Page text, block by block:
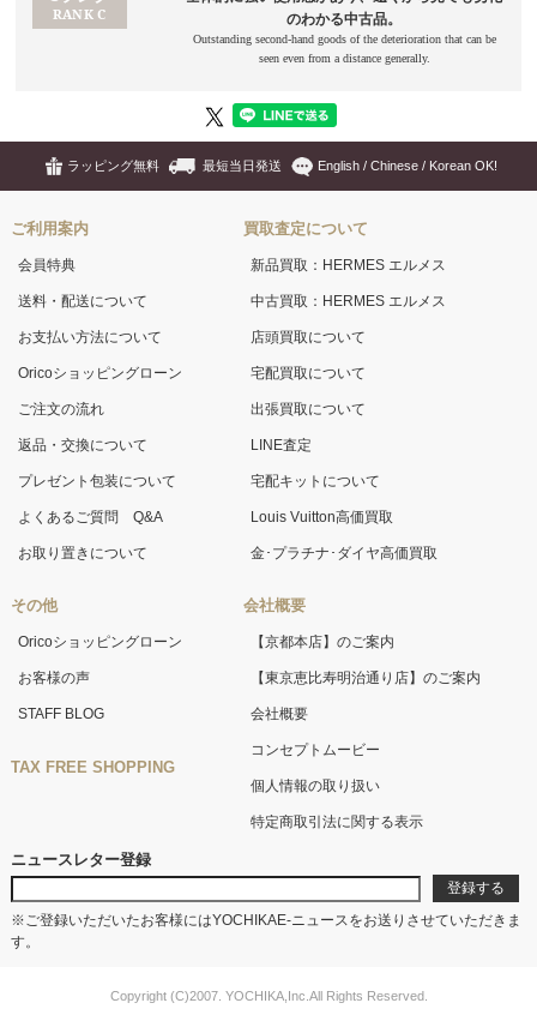
ラッピング無料 最短当日発送 English / Chinese / Korean OK!
ご利用案内
会員特典
送料・配送について
お支払い方法について
Oricoショッピングローン
ご注文の流れ
返品・交換について
プレゼント包装について
よくあるご質問 Q&A
お取り置きについて
その他
Oricoショッピングローン
お客様の声
STAFF BLOG
TAX FREE SHOPPING
買取査定について
新品買取：HERMES エルメス
中古買取：HERMES エルメス
店頭買取について
宅配買取について
出張買取について
LINE査定
宅配キットについて
Louis Vuitton高価買取
金･プラチナ･ダイヤ高価買取
会社概要
【京都本店】のご案内
【東京恵比寿明治通り店】のご案内
会社概要
コンセプトムービー
個人情報の取り扱い
特定商取引法に関する表示
ニュースレター登録
※ご登録いただいたお客様にはYOCHIKAE-ニュースをお送りさせていただきま
す。
Copyright (C)2007. YOCHIKA,Inc.All Rights Reserved.